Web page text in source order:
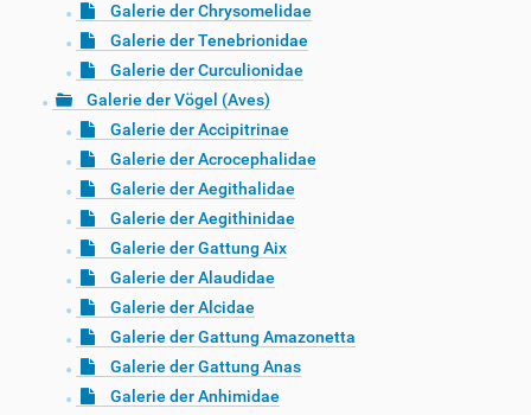
Galerie der Chrysomelidae
Galerie der Tenebrionidae
Galerie der Curculionidae
Galerie der Vögel (Aves)
Galerie der Accipitrinae
Galerie der Acrocephalidae
Galerie der Aegithalidae
Galerie der Aegithinidae
Galerie der Gattung Aix
Galerie der Alaudidae
Galerie der Alcidae
Galerie der Gattung Amazonetta
Galerie der Gattung Anas
Galerie der Anhimidae